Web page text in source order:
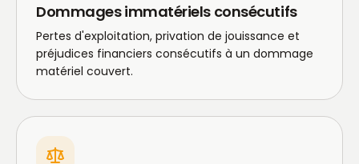
Dommages immatériels consécutifs
Pertes d'exploitation, privation de jouissance et
préjudices financiers consécutifs à un dommage
matériel couvert.